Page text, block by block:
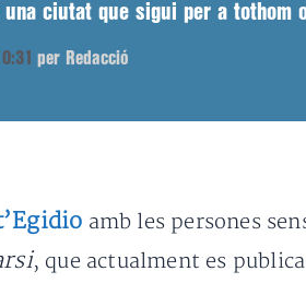
ciutat que sigui per a tothom
per Redacció
amb les persones
, que actualment es